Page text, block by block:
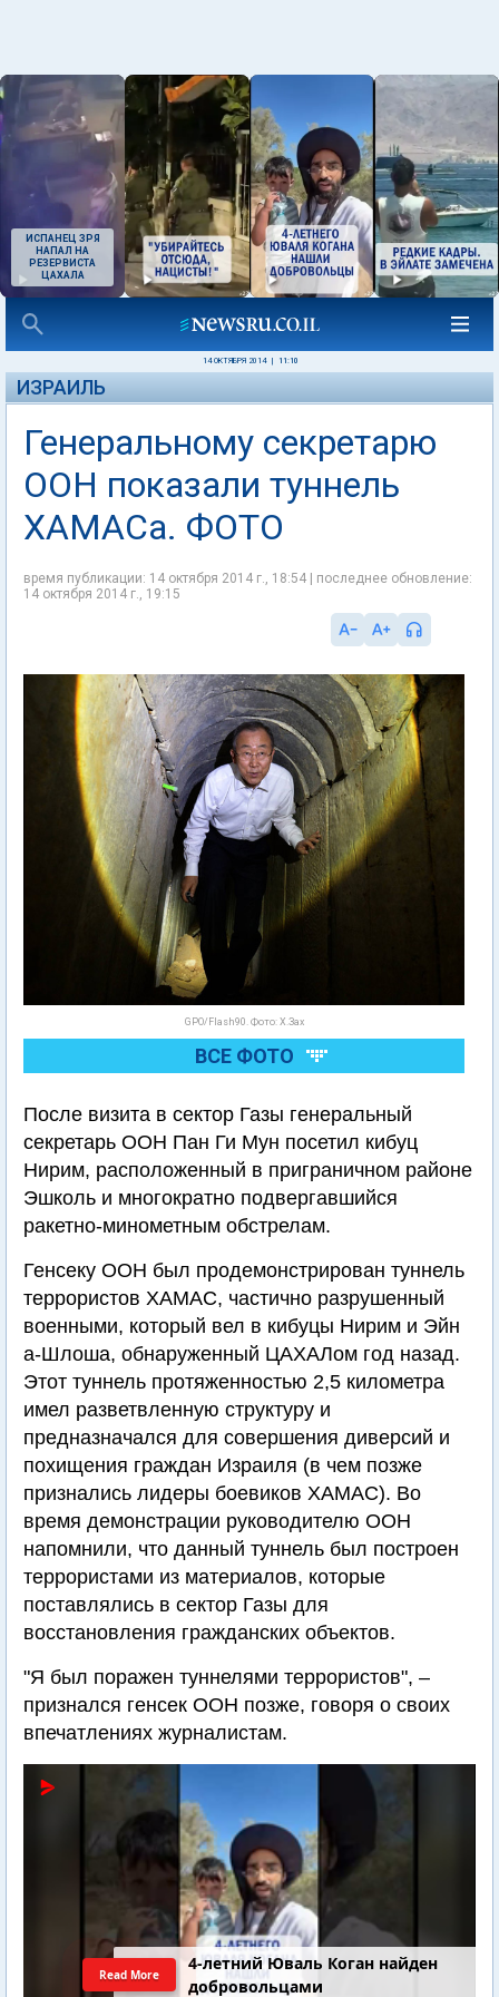
ИСПАНЕЦ ЗРЯ
НАПАЛ НА
РЕЗЕРВИСТА
ЦАХАЛА
14 ОКТЯБРЯ 2014 11:10
ИЗРАИЛЬ
Генеральному секретарю
ООН показали туннель
ХАМАСа. ФОТО
время публикации: 14 октября 2014 г., 18:54 | последнее обновление:
14 октября 2014 г., 19:15
GPO/Flash90. Фото: Х.Зах
ВСЕ ФОТО
После визита в сектор Газы генеральный
секретарь ООН Пан Ги Мун посетил кибуц
Нирим, расположенный в приграничном районе
Эшколь и многократно подвергавшийся
ракетно-минометным обстрелам.
Генсеку ООН был продемонстрирован туннель
террористов ХАМАС, частично разрушенный
военными, который вел в кибуцы Нирим и Эйн
а-Шлоша, обнаруженный ЦАХАЛом год назад.
Этот туннель протяженностью 2,5 километра
имел разветвленную структуру и
предназначался для совершения диверсий и
похищения граждан Израиля (в чем позже
признались лидеры боевиков ХАМАС). Во
время демонстрации руководителю ООН
напомнили, что данный туннель был построен
террористами из материалов, которые
поставлялись в сектор Газы для
восстановления гражданских объектов.
"Я был поражен туннелями террористов", –
признался генсек ООН позже, говоря о своих
впечатлениях журналистам.
4-летний Юваль Коган найден
добровольцами
Read More